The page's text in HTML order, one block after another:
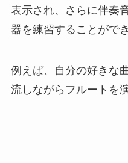
表示され、さらに伴奏
器を練習することがで
例えば、
自分の好きな
流しながらフルートを